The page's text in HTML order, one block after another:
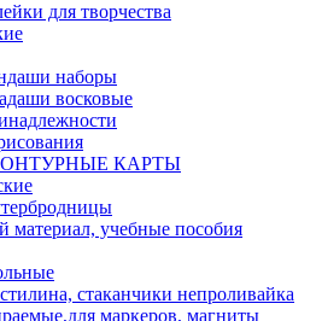
для творчества
наборы
восковые
КАРТЫ
материал, учебные пособия
стаканчики непроливайка
маркеров, магниты